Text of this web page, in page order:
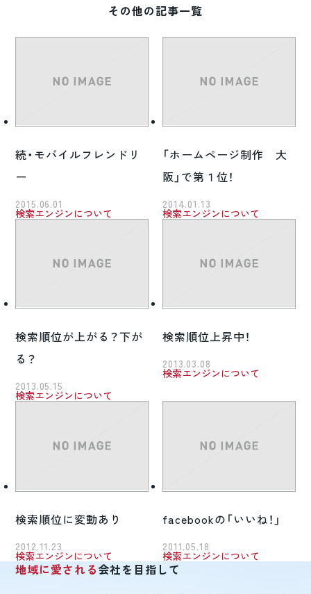
その他の記事一覧
続・モバイルフレンドリ
ー
2015.06.01
検索エンジンについて
「ホームページ制作 大
阪」で第１位！
2014.01.13
検索エンジンについて
検索順位が上がる？下が
る？
2013.05.15
検索エンジンについて
検索順位上昇中！
2013.03.08
検索エンジンについて
検索順位に変動あり
2012.11.23
検索エンジンについて
facebookの「いいね！」
2011.05.18
検索エンジンについて
地域に愛される会社を目指して